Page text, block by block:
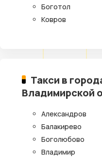
Боготол
Ковров
Такси в
Владимирской
Александров
Балакирево
Боголюбово
Владимир